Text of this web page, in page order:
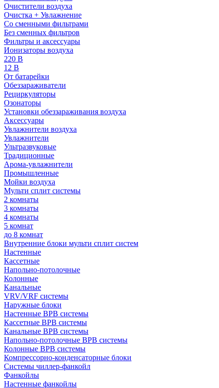
Очистители воздуха
Очистка + Увлажнение
Cо сменными фильтрами
Без сменных фильтров
Фильтры и аксессуары
Ионизаторы воздуха
220 В
12 В
От батарейки
Обеззараживатели
Рециркуляторы
Озонаторы
Установки обеззараживания воздуха
Аксессуары
Увлажнители воздуха
Увлажнители
Ультразвуковые
Традиционные
Арома-увлажнители
Промышленные
Мойки воздуха
Мульти сплит системы
2 комнаты
3 комнаты
4 комнаты
5 комнат
до 8 комнат
Внутренние блоки мульти сплит систем
Настенные
Кассетные
Напольно-потолочные
Колонные
Канальные
VRV/VRF системы
Наружные блоки
Настенные ВРВ системы
Кассетные ВРВ системы
Канальные ВРВ системы
Напольно-потолочные ВРВ системы
Колонные ВРВ системы
Компрессорно-конденсаторные блоки
Системы чиллер-фанкойл
Фанкойлы
Настенные фанкойлы